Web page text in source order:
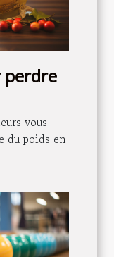
vous
du poids en